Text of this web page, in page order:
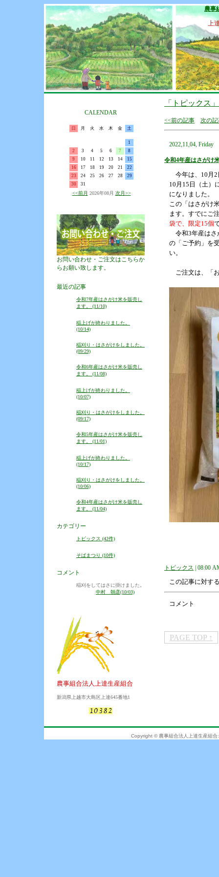
農事
上
CALENDAR
日 月 火 水 木 金 土
1
2
3 4 5 6 7
8
9
10 11 12 13 14
15
16
17 18 19 20 21
22
23
24 25 26 27 28
29
30
31
<<前月 2026年08月 次月>>
お問い合わせ・ご注文はこちらか
らお願い致します。
最近の記事
令和7年産はさがけ米を販売し
ます。 (11/10)
稲上げが終わりました。
(10/14)
稲刈り・はさがけをしました。
(09/29)
令和6年産はさがけ米を販売し
ます。 (11/08)
稲上げが終わりました。
(10/07)
稲刈り・はさがけをしました。
(09/17)
令和5年産はさがけ米を販売し
ます。 (11/01)
稲上げが終わりました。
(10/17)
稲刈り・はさがけをしました。
(10/06)
令和4年産はさがけ米を販売し
ます。 (11/04)
カテゴリー
トピックス (42件)
そばまつり (10件)
コメント
稲刈をしてはさに掛けました。
中村 朝彦(10/03)
農事組合法人上達生産組合
新潟県上越市大島区上達645番地1
「トピックス
<<前の記事 次の
2022,11,04, Friday
令和4年産はさがけ
今年は、10月2
10月15日（土）
になりました
この「はさがけ
ます。すでにご
袋で、限定15個
令和3年産はさ
の「ご予約」を
い。
ご注文は、「
トピックス | 08:00
この記事に対す
コメント
PAGE TOP ↑
Copyright © 農事組合法人上達生産組